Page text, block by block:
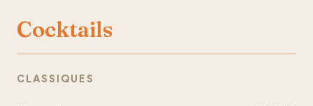
Cocktails
CLASSIQUES